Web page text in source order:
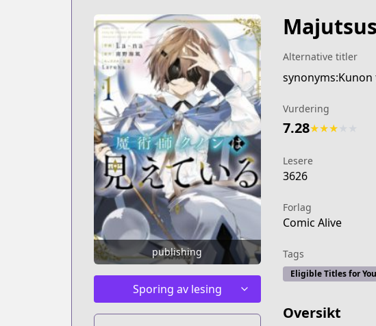
publishing
Sporing av lesing
Alternative titler
synonyms:Kunon
Vurdering
7.28★★★
Lesere
3626
Forlag
Comic Alive
Tags
Eligible Titles for
Oversikt